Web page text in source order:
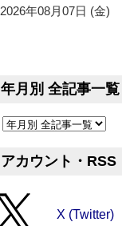
2026年08月07日 (金)
年月別 全記事一覧
アカウント・RSS
X (Twitter)